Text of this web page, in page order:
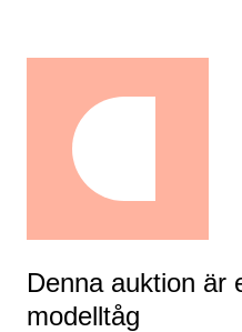
Denna auktion är
modelltåg